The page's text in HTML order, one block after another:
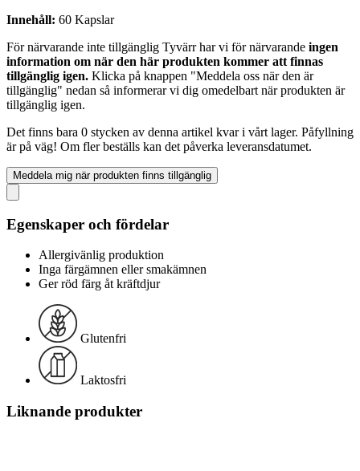
Innehåll: 60 Kapslar
För närvarande inte tillgänglig Tyvärr har vi för närvarande ingen
information om när den här produkten kommer att finnas
tillgänglig igen. Klicka på knappen "Meddela oss när den är
tillgänglig" nedan så informerar vi dig omedelbart när produkten är
tillgänglig igen.
Det finns bara 0 stycken av denna artikel kvar i vårt lager. Påfyllning
är på väg! Om fler beställs kan det påverka leveransdatumet.
Meddela mig när produkten finns tillgänglig
Egenskaper och fördelar
Allergivänlig produktion
Inga färgämnen eller smakämnen
Ger röd färg åt kräftdjur
Glutenfri
Laktosfri
Liknande produkter